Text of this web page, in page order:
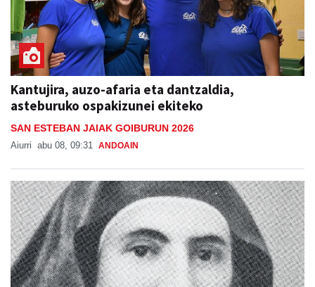
Kantujira, auzo-afaria eta dantzaldia,
asteburuko ospakizunei ekiteko
SAN ESTEBAN JAIAK GOIBURUN 2026
Aiurri abu 08, 09:31 ANDOAIN